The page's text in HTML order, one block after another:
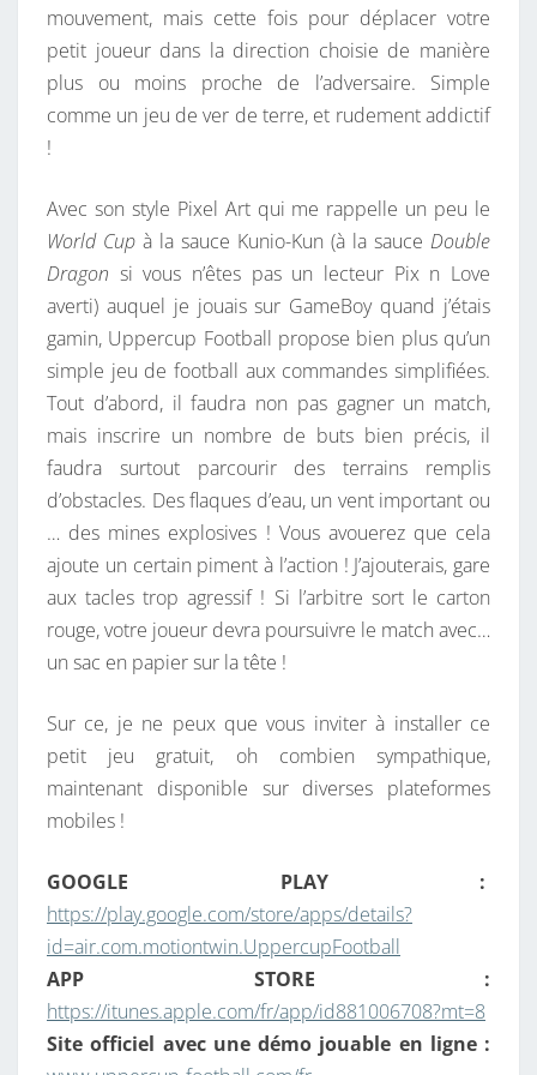
mouvement, mais cette fois pour déplacer votre
petit joueur dans la direction choisie de manière
plus ou moins proche de l’adversaire. Simple
comme un jeu de ver de terre, et rudement addictif
!
Avec son style Pixel Art qui me rappelle un peu le
World Cup à la sauce Kunio-Kun (à la sauce Double
Dragon si vous n’êtes pas un lecteur Pix n Love
averti) auquel je jouais sur GameBoy quand j’étais
gamin, Uppercup Football propose bien plus qu’un
simple jeu de football aux commandes simplifiées.
Tout d’abord, il faudra non pas gagner un match,
mais inscrire un nombre de buts bien précis, il
faudra surtout parcourir des terrains remplis
d’obstacles. Des flaques d’eau, un vent important ou
… des mines explosives ! Vous avouerez que cela
ajoute un certain piment à l’action ! J’ajouterais, gare
aux tacles trop agressif ! Si l’arbitre sort le carton
rouge, votre joueur devra poursuivre le match avec…
un sac en papier sur la tête !
Sur ce, je ne peux que vous inviter à installer ce
petit jeu gratuit, oh combien sympathique,
maintenant disponible sur diverses plateformes
mobiles !
GOOGLE PLAY :
https://play.google.com/store/apps/details?
id=air.com.motiontwin.UppercupFootball
APP STORE :
https://itunes.apple.com/fr/app/id881006708?mt=8
Site officiel avec une démo jouable en ligne :